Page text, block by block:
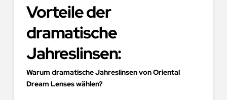
Vorteile der
dramatische
Jahreslinsen:
Warum dramatische Jahreslinsen von Oriental
Dream Lenses wählen?